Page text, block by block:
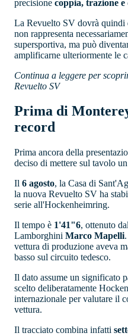
precisione coppia, trazione
La Revuelto SV dovrà quindi
non rappresenta
supersportiva, ma può
amplificarne ulteriormente le
Continua a leggere per
Revuelto SV
Prima di
record
Prima ancora della
deciso di mettere sul tavolo
Il 6 agosto, la Casa di
la nuova Revuelto SV ha
serie all'Hockenheimring.
Il tempo è 1'41"6, ottenuto
Lamborghini Marco Mapelli
vettura di produzione aveva
basso sul circuito tedesco.
Il dato assume un significato
scelto deliberatamente
internazionale per valutare il
vettura.
Il tracciato combina infatti